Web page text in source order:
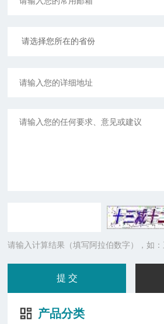
请输入计算结果（填写阿拉伯数字），如
产品分类